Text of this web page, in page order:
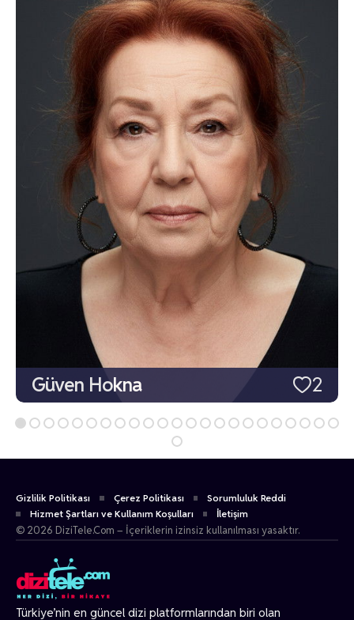
2
Güven Hokna
Türkiye’nin en güncel dizi platformlarından biri olan
Gizlilik Politikası Çerez Politikası
Sorumluluk Reddi
Hizmet Şartları ve Kullanım Koşulları
İletişim
© 2026 DiziTele.Com – İçeriklerin izinsiz kullanılması yasaktır.